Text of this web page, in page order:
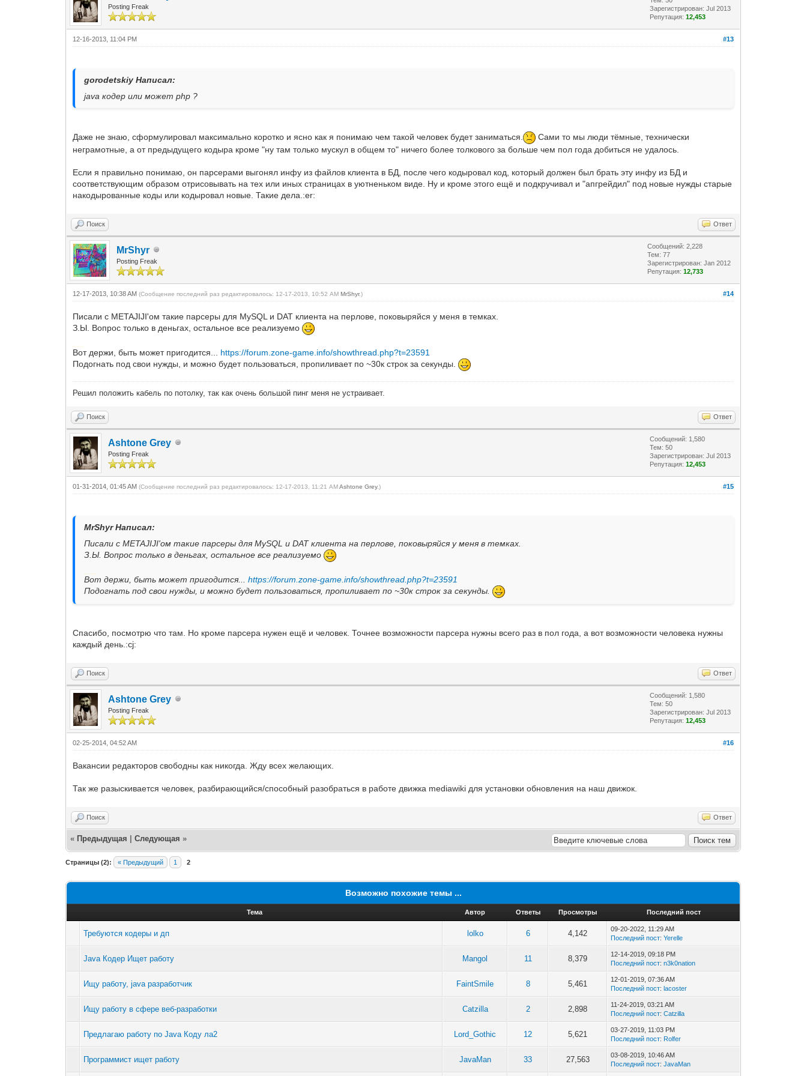
Posting Freak
Зарегистрирован: Jul 2013
Репутация:12,453
#13
12-16-2013, 11:04 PM
gorodetskiy Написал:
java кодер или может php ?
Даже не знаю, сформулировал максимально коротко и ясно как я понимаю чем такой человек будет заниматься.
Сами то мы люди тёмные, технически
неграмотные, а от предыдущего кодыра кроме "ну там только мускул в общем то" ничего более толкового за больше чем пол года добиться не удалось.
Если я правильно понимаю, он парсерами выгонял инфу из файлов клиента в БД, после чего кодыровал код, который должен был брать эту инфу из БД и
соответствующим образом отрисовывать на тех или иных страницах в уютненьком виде. Ну и кроме этого ещё и подкручивал и "апгрейдил" под новые нужды старые
накодырованные коды или кодыровал новые. Такие дела.:er:
Поиск Ответ
MrShyr
Posting Freak
Сообщений: 2,228
Тем: 77
Зарегистрирован: Jan 2012
Репутация:12,733
#14
12-17-2013, 10:38 AM(Сообщение последний раз редактировалось: 12-17-2013, 10:52 AMMrShyr.)
Писали с METAJIJI'ом такие парсеры для MySQL и DAT клиента на перлове, поковыряйся у меня в темках.
З.Ы. Вопрос только в деньгах, остальное все реализуемо
Вот держи, быть может пригодится... https://forum.zone-game.info/showthread.php?t=23591
Подогнать под свои нужды, и можно будет пользоваться, пропиливает по ~30к строк за секунды.
Решил положить кабель по потолку, так как очень большой пинг меня не устраивает.
Поиск Ответ
Ashtone Grey
Posting Freak
Сообщений: 1,580
Тем: 50
Зарегистрирован: Jul 2013
Репутация:12,453
#15
01-31-2014, 01:45 AM(Сообщение последний раз редактировалось: 12-17-2013, 11:21 AMAshtone Grey.)
MrShyr Написал:
Писали с METAJIJI'ом такие парсеры для MySQL и DAT клиента на перлове, поковыряйся у меня в темках.
З.Ы. Вопрос только в деньгах, остальное все реализуемо
Вот держи, быть может пригодится...https://forum.zone-game.info/showthread.php?t=23591
Подогнать под свои нужды, и можно будет пользоваться, пропиливает по ~30к строк за секунды.
Спасибо, посмотрю что там. Но кроме парсера нужен ещё и человек. Точнее возможности парсера нужны всего раз в пол года, а вот возможности человека нужны
каждый день.:cj:
Поиск Ответ
Ashtone Grey
Posting Freak
Сообщений: 1,580
Тем: 50
Зарегистрирован: Jul 2013
Репутация:12,453
#16
02-25-2014, 04:52 AM
Вакансии редакторов свободны как никогда. Жду всех желающих.
Так же разыскивается человек, разбирающийся/способный разобраться в работе движка mediawiki для установки обновления на наш движок.
Поиск Ответ
« Предыдущая |Следующая»
Страницы (2): « Предыдущий 1 2
Возможно похожие темы ...
Тема Автор Ответы Просмотры Последний пост
Требуются кодеры и дп lolko 6 4,142
09-20-2022, 11:29 AM
Последний пост:Yerelle
Java Кодер Ищет работу Mangol 11 8,379
12-14-2019, 09:18 PM
Последний пост:n3k0nation
Ищу работу, java разработчик FaintSmile 8 5,461
12-01-2019, 07:36 AM
Последний пост:lacoster
Ищу работу в сфере веб-разработки Catzilla 2 2,898
11-24-2019, 03:21 AM
Последний пост:Catzilla
Предлагаю работу по Java Коду ла2 Lord_Gothic 12 5,621
03-27-2019, 11:03 PM
Последний пост: Rolfer
Программист ищет работу JavaMan 33 27,563
03-08-2019, 10:46 AM
Последний пост:JavaMan